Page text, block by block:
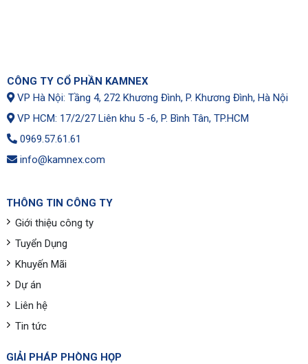
CÔNG TY CỔ PHẦN KAMNEX
VP Hà Nội: Tầng 4, 272 Khương Đình, P. Khương Đình, Hà Nội
VP HCM: 17/2/27 Liên khu 5 -6, P. Bình Tân, TP.HCM
0969.57.61.61
info@kamnex.com
THÔNG TIN CÔNG TY
Giới thiệu công ty
Tuyển Dụng
Khuyến Mãi
Dự án
Liên hệ
Tin tức
GIẢI PHÁP PHÒNG HỌP